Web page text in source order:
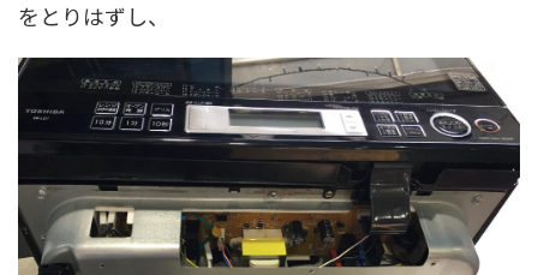
をとりはずし、